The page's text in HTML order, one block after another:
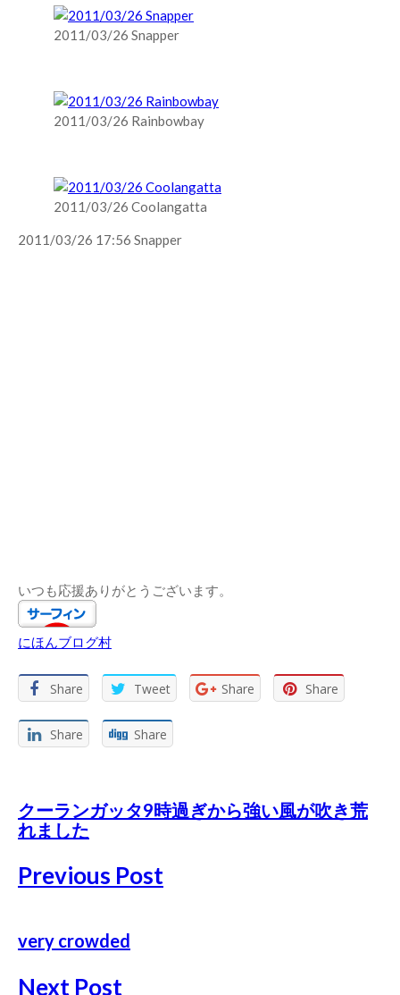
2011/03/26 Snapper
2011/03/26 Rainbowbay
2011/03/26 Coolangatta
2011/03/26 17:56 Snapper
いつも応援ありがとうございます。
にほんブログ村
Share Tweet Share Share
Share Share
クーランガッタ9時過ぎから強い風が吹き荒
れました
Previous Post
very crowded
Next Post